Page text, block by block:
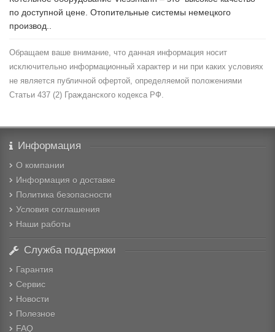
по доступной цене. Отопительные системы немецкого
производ..
Обращаем ваше внимание, что данная информация носит
исключительно информационный характер и ни при каких условиях
не является публичной офертой, определяемой положениями
Статьи 437 (2) Гражданского кодекса РФ.
Информация
О компании
Информация о доставке
Политика безопасности
Условия соглашения
Наши работы
Служба поддержки
Гарантия
Сервис
Новости
Полезное
FAQ